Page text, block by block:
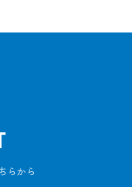
らから